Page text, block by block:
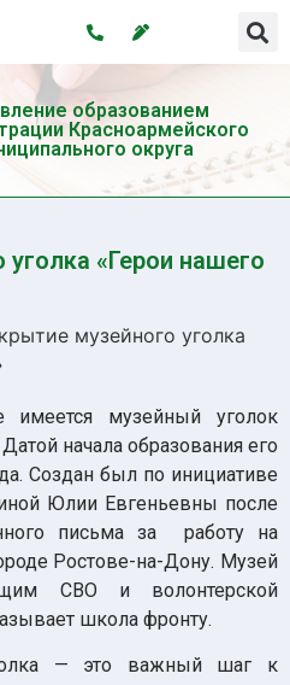
образованием
Красноармейского
округа
«Герои нашего
музейного уголка
музейный уголок
начала образования его
Создан был по инициативе
Юлии Евгеньевны после
письма за работу на
Ростове-на-Дону. Музей
СВО и волонтерской
школа фронту.
— это важный шаг к